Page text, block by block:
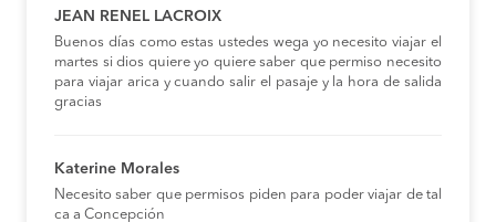
JEAN RENEL LACROIX
Buenos días como estas ustedes wega yo necesito viajar el
martes si dios quiere yo quiere saber que permiso necesito
para viajar arica y cuando salir el pasaje y la hora de salida
gracias
Katerine Morales
Necesito saber que permisos piden para poder viajar de tal
ca a Concepción